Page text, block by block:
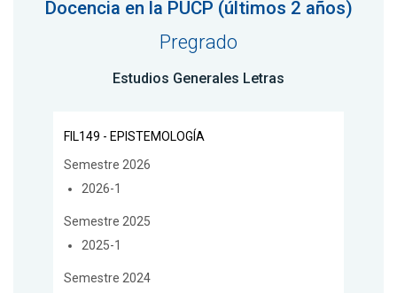
Docencia en la PUCP (últimos 2 años)
Pregrado
Estudios Generales Letras
FIL149 - EPISTEMOLOGÍA
Semestre 2026
2026-1
Semestre 2025
2025-1
Semestre 2024